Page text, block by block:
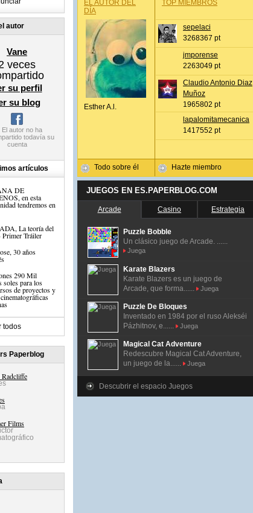
autor
Vane
veces
su perfil
su blog
artículos
DE
en esta
tendremos en
La teoría del
Tráiler
30 años
290 Mil
soles para los
de proyectos y
todos
Paperblog
Films
EL AUTOR DEL
DÍA
Esther A.l.
Todo sobre él
TOP MIEMBROS
sepelaci
3268367 pt
jmporense
2263049 pt
Claudio Antonio Diaz
Muñoz
1965802 pt
lapalomitamecanica
1417552 pt
Hazte miembro
JUEGOS EN ES.PAPERBLOG.COM
Arcade Casino Estrategia
Puzzle Bobble
Un clásico juego de Arcade. ......
Juega
Karate Blazers
Karate Blazers es un juego de
Arcade, que forma......
Juega
Puzzle De Bloques
Inventado en 1984 por el ruso Alekséi
Pázhitnov, e......
Juega
Magical Cat Adventure
Redescubre Magical Cat Adventure,
un juego de la......
Juega
Descubrir el espacio Juegos